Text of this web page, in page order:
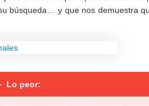
búsqueda… y que nos demuestra
Lo peor: